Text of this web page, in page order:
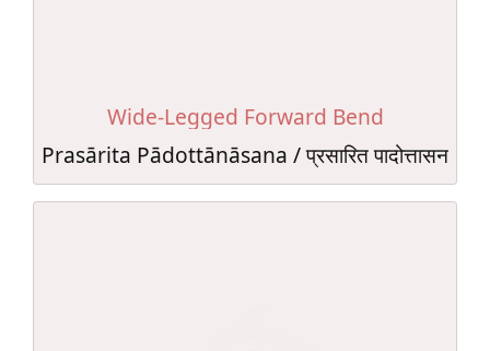
Wide-Legged Forward Bend
Prasārita Pādottānāsana / प्रसारित पादोत्तासन